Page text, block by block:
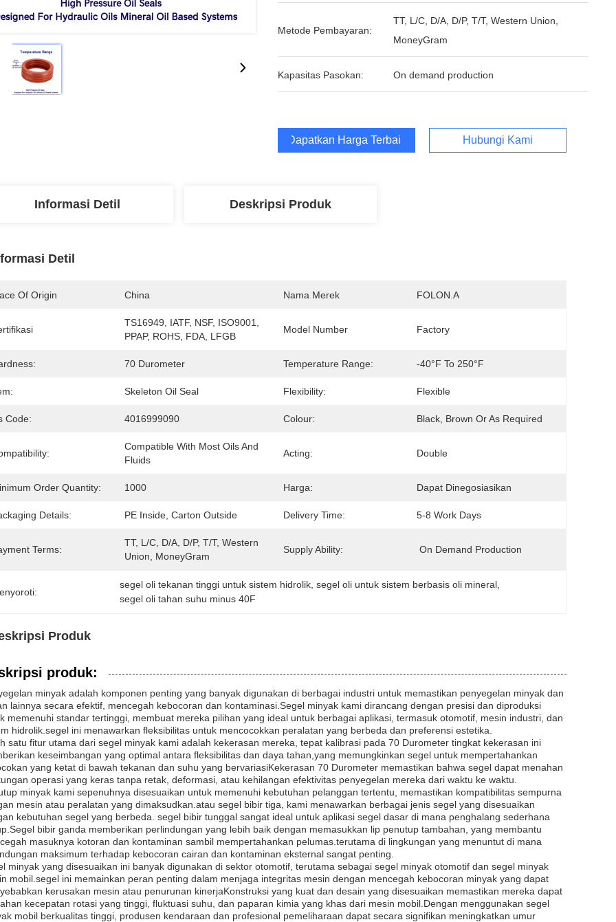
Metode Pembayaran:
TT, L/C, D/A, D/P, T/T, Western Union,
MoneyGram
Kapasitas Pasokan: On demand production
Dapatkan Harga Terbaik Hubungi Kami
Informasi Detil Deskripsi Produk
Detil
Of Origin China Nama Merek FOLON.A
TS16949, IATF, NSF, ISO9001,
PPAP, ROHS, FDA, LFGB
Model Number Factory
70 Durometer Temperature Range: -40°F To 250°F
Skeleton Oil Seal Flexibility: Flexible
Code: 4016999090 Colour: Black, Brown Or As Required
Compatible With Most Oils And
Fluids
Acting: Double
Order Quantity: 1000 Harga: Dapat Dinegosiasikan
Details: PE Inside, Carton Outside Delivery Time: 5-8 Work Days
Terms:
TT, L/C, D/A, D/P, T/T, Western
Union, MoneyGram
Supply Ability: On Demand Production
segel oli tekanan tinggi untuk sistem hidrolik , segel oli untuk sistem berbasis oli mineral
segel oli tahan suhu minus 40F
Produk
produk:
minyak adalah komponen penting yang banyak digunakan di berbagai industri untuk memastikan penyegelan minyak dan
lainnya secara efektif, mencegah kebocoran dan kontaminasi.Segel minyak kami dirancang dengan presisi dan diproduksi
memenuhi standar tertinggi, membuat mereka pilihan yang ideal untuk berbagai aplikasi, termasuk otomotif, mesin industri, dan
hidrolik.segel ini menawarkan fleksibilitas untuk mencocokkan peralatan yang berbeda dan preferensi estetika.
satu fitur utama dari segel minyak kami adalah kekerasan mereka, tepat kalibrasi pada 70 Durometer tingkat kekerasan ini
keseimbangan yang optimal antara fleksibilitas dan daya tahan,yang memungkinkan segel untuk mempertahankan
yang ketat di bawah tekanan dan suhu yang bervariasiKekerasan 70 Durometer memastikan bahwa segel dapat menahan
operasi yang keras tanpa retak, deformasi, atau kehilangan efektivitas penyegelan mereka dari waktu ke waktu.
minyak kami sepenuhnya disesuaikan untuk memenuhi kebutuhan pelanggan tertentu, memastikan kompatibilitas sempurna
mesin atau peralatan yang dimaksudkan.atau segel bibir tiga, kami menawarkan berbagai jenis segel yang disesuaikan
kebutuhan segel yang berbeda. segel bibir tunggal sangat ideal untuk aplikasi segel dasar di mana penghalang sederhana
bibir ganda memberikan perlindungan yang lebih baik dengan memasukkan lip penutup tambahan, yang membantu
masuknya kotoran dan kontaminan sambil mempertahankan pelumas.terutama di lingkungan yang menuntut di mana
maksimum terhadap kebocoran cairan dan kontaminan eksternal sangat penting.
minyak yang disesuaikan ini banyak digunakan di sektor otomotif, terutama sebagai segel minyak otomotif dan segel minyak
mobil.segel ini memainkan peran penting dalam menjaga integritas mesin dengan mencegah kebocoran minyak yang dapat
kerusakan mesin atau penurunan kinerjaKonstruksi yang kuat dan desain yang disesuaikan memastikan mereka dapat
kecepatan rotasi yang tinggi, fluktuasi suhu, dan paparan kimia yang khas dari mesin mobil.Dengan menggunakan segel
mobil berkualitas tinggi, produsen kendaraan dan profesional pemeliharaan dapat secara signifikan meningkatkan umur